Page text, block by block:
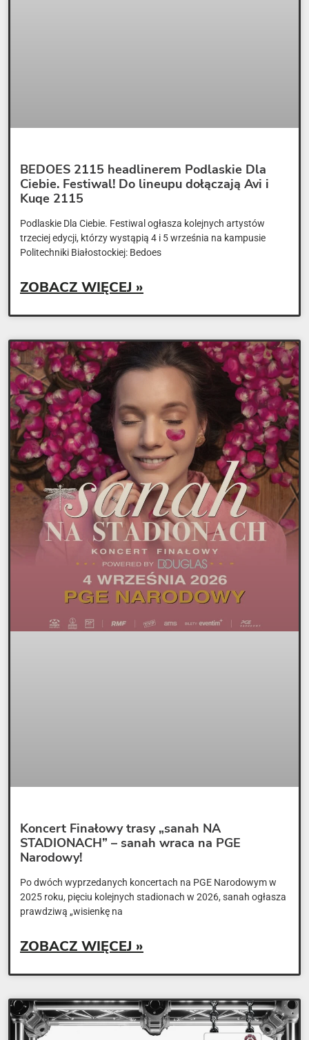
BEDOES 2115 headlinerem Podlaskie Dla
Ciebie. Festiwal! Do lineupu dołączają Avi i
Kuqe 2115
Podlaskie Dla Ciebie. Festiwal ogłasza kolejnych artystów
trzeciej edycji, którzy wystąpią 4 i 5 września na kampusie
Politechniki Białostockiej: Bedoes
ZOBACZ WIĘCEJ »
Koncert Finałowy trasy „sanah NA
STADIONACH” – sanah wraca na PGE
Narodowy!
Po dwóch wyprzedanych koncertach na PGE Narodowym w
2025 roku, pięciu kolejnych stadionach w 2026, sanah ogłasza
prawdziwą „wisienkę na
ZOBACZ WIĘCEJ »